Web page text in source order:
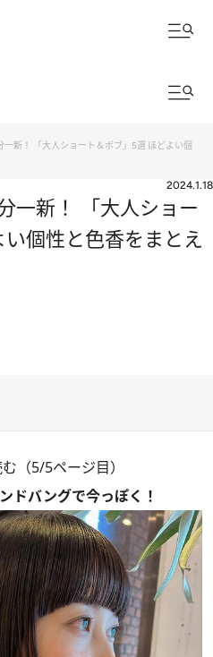
一新！ 「大人ショート＆ボブ」5選 ほどよい個
2024.1.18
一新！ 「大人ショー
個性と色香をまとえ
（5/5ページ目）
ドバングで今っぽく！